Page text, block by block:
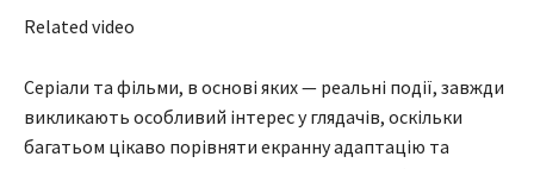
Related video
Серіали та фільми, в основі яких — реальні події, завжди
викликають особливий інтерес у глядачів, оскільки
багатьом цікаво порівняти екранну адаптацію та